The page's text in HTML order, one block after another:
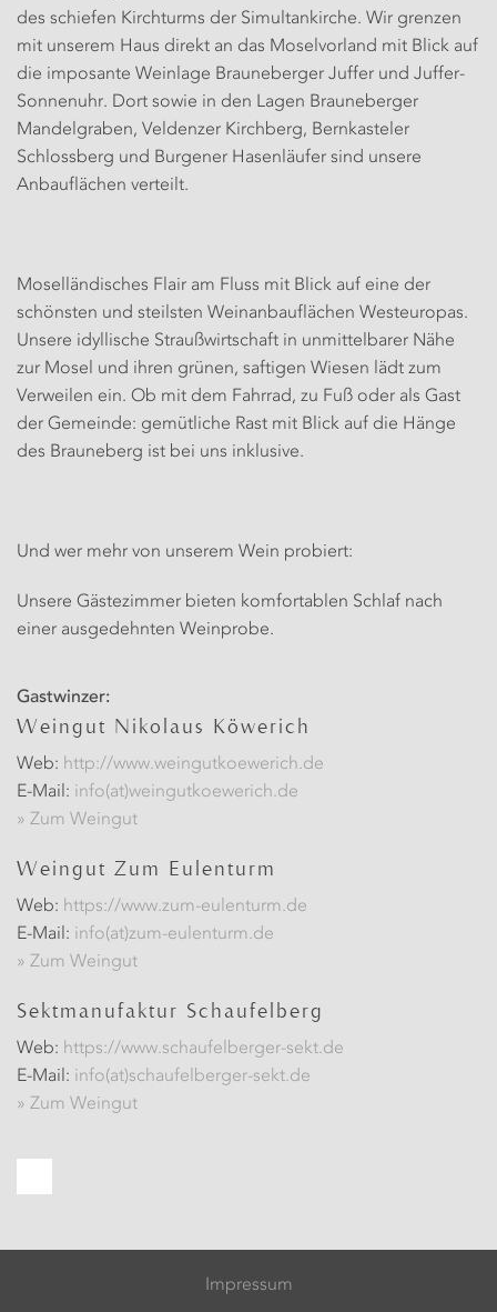
des schiefen Kirchturms der Simultankirche. Wir grenzen
mit unserem Haus direkt an das Moselvorland mit Blick auf
die imposante Weinlage Brauneberger Juffer und Juffer-
Sonnenuhr. Dort sowie in den Lagen Brauneberger
Mandelgraben, Veldenzer Kirchberg, Bernkasteler
Schlossberg und Burgener Hasenläufer sind unsere
Anbauflächen verteilt.
Moselländisches Flair am Fluss mit Blick auf eine der
schönsten und steilsten Weinanbauflächen Westeuropas.
Unsere idyllische Straußwirtschaft in unmittelbarer Nähe
zur Mosel und ihren grünen, saftigen Wiesen lädt zum
Verweilen ein. Ob mit dem Fahrrad, zu Fuß oder als Gast
der Gemeinde: gemütliche Rast mit Blick auf die Hänge
des Brauneberg ist bei uns inklusive.
Und wer mehr von unserem Wein probiert:
Unsere Gästezimmer bieten komfortablen Schlaf nach
einer ausgedehnten Weinprobe.
Gastwinzer:
Weingut Nikolaus Köwerich
Web: http://www.weingutkoewerich.de
E-Mail: info(at)weingutkoewerich.de
» Zum Weingut
Weingut Zum Eulenturm
Web: https://www.zum-eulenturm.de
E-Mail: info(at)zum-eulenturm.de
» Zum Weingut
Sektmanufaktur Schaufelberg
Web: https://www.schaufelberger-sekt.de
E-Mail: info(at)schaufelberger-sekt.de
» Zum Weingut
Impressum